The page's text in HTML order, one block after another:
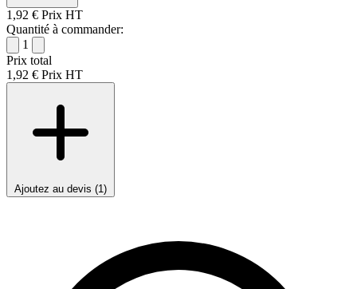
1,92 € Prix HT
Quantité à commander:
1
Prix total
1,92 € Prix HT
Ajoutez au devis (1)